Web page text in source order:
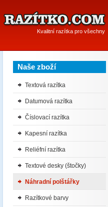
Kvalitní razítka pro všechny
Naše zboží
Textová razítka
Datumová razítka
Číslovací razítka
Kapesní razítka
Reliéfní razítka
Textové desky (štočky)
Náhradní polštářky
Razítkové barvy